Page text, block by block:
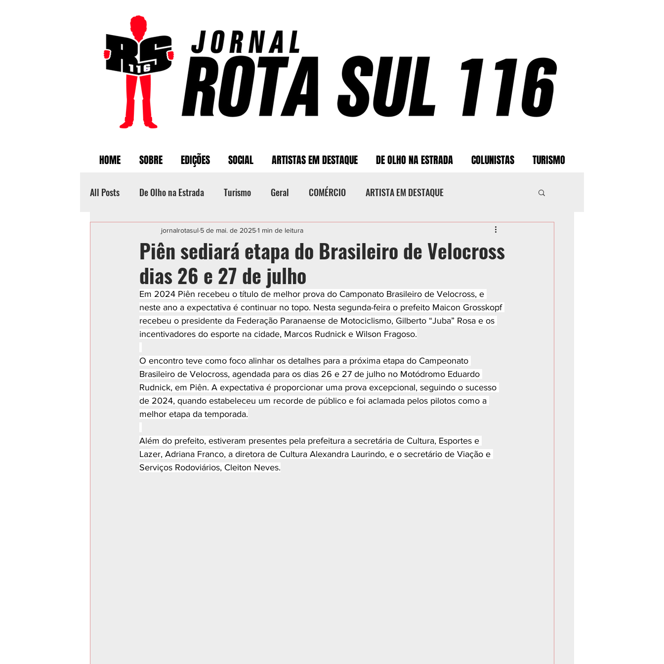
HOME SOBRE EDIÇÕES SOCIAL ARTISTAS EM DESTAQUE DE OLHO NA ESTRADA COLUNISTAS TURISMO
All Posts De Olho na Estrada Turismo Geral COMÉRCIO ARTISTA EM DESTAQUE
Categoria sem título POLICIAL ESPORTE CIDADES
Piên sediará etapa do Brasileiro de Velocross
dias 26 e 27 de julho
jornalrotasul 5 de mai. de 20251 min de leitura
Em 2024 Piên recebeu o título de melhor prova do Camponato Brasileiro de Velocross, e
neste ano a expectativa é continuar no topo. Nesta segunda-feira o prefeito Maicon Grosskopf
recebeu o presidente da Federação Paranaense de Motociclismo, Gilberto “Juba” Rosa e os
incentivadores do esporte na cidade, Marcos Rudnick e Wilson Fragoso.
O encontro teve como foco alinhar os detalhes para a próxima etapa do Campeonato
Brasileiro de Velocross, agendada para os dias 26 e 27 de julho no Motódromo Eduardo
Rudnick, em Piên. A expectativa é proporcionar uma prova excepcional, seguindo o sucesso
de 2024, quando estabeleceu um recorde de público e foi aclamada pelos pilotos como a
melhor etapa da temporada.
Além do prefeito, estiveram presentes pela prefeitura a secretária de Cultura, Esportes e
Lazer, Adriana Franco, a diretora de Cultura Alexandra Laurindo, e o secretário de Viação e
Serviços Rodoviários, Cleiton Neves.